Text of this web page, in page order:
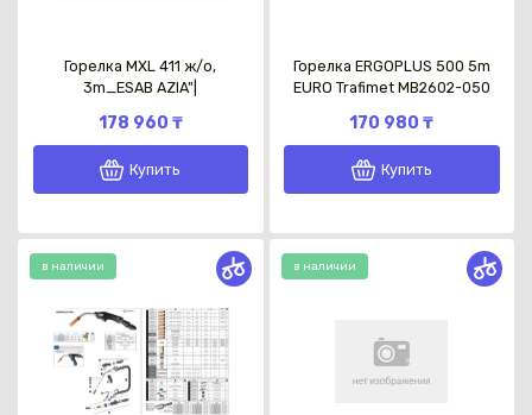
Горелка MXL 411 ж/о,
3m_ESAB AZIA"|
178 960 ₸
Купить
Горелка ERGOPLUS 500 5m
EURO Trafimet MB2602-050
170 980 ₸
Купить
в наличии в наличии